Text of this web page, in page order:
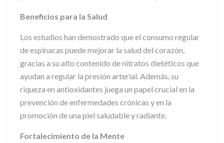
Beneficios para la Salud
Los estudios han demostrado que el consumo regular
de espinacas puede mejorar la salud del corazón,
gracias a su alto contenido de nitratos dietéticos que
ayudan a regular la presión arterial. Además, su
riqueza en antioxidantes juega un papel crucial en la
prevención de enfermedades crónicas y en la
promoción de una piel saludable y radiante.
Fortalecimiento de la Mente